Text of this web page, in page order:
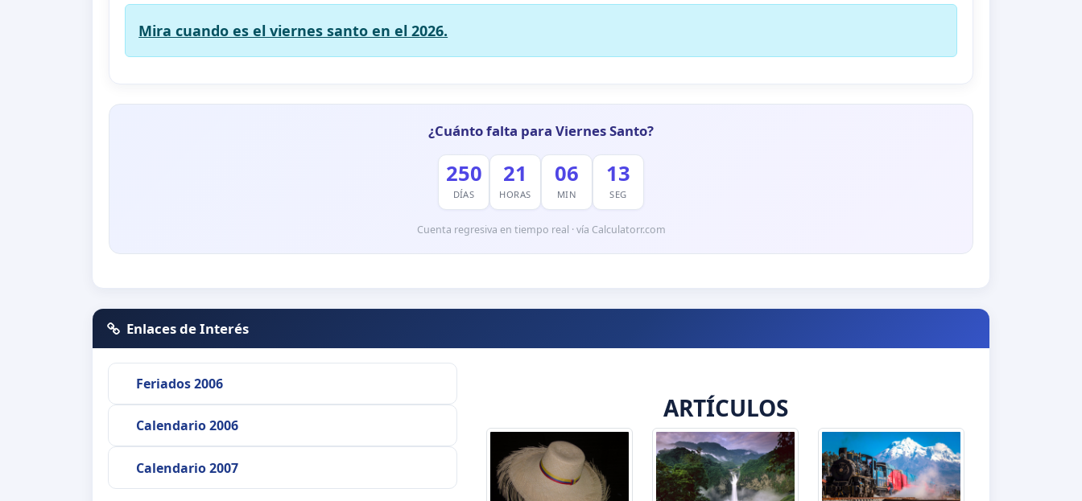
Mira cuando es el viernes santo en el 2026.
¿Cuánto falta para Viernes Santo?
250
DÍAS
21
HORAS
06
MIN
12
SEG
Cuenta regresiva en tiempo real · vía Calculatorr.com
Enlaces de Interés
Feriados 2006
Calendario 2006
Calendario 2007
ARTÍCULOS